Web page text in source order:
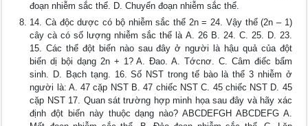
đoạn nhiễm sắc thể. D. Chuyển đoạn nhiễm sắc thể.
14. Cà độc dược có bộ nhiễm sắc thể 2n = 24. Vậy thể (2n – 1)
cây cà có số lượng nhiễm sắc thể là A. 26 B. 24. C. 25. D. 23.
15. Các thể đột biến nào sau đây ở người là hậu quả của đột
biến dị bội dạng 2n + 1? A. Đao. A. Tớcnơ. C. Câm điếc bẩm
sinh. D. Bạch tạng. 16. Số NST trong tế bào là thể 3 nhiễm ở
người là: A. 47 cặp NST B. 47 chiếc NST C. 45 chiếc NST D. 45
cặp NST 17. Quan sát trường hợp minh họa sau đây và hãy xác
định đột biến này thuộc dạng nào? ABCDEFGH ABCDEFG A.